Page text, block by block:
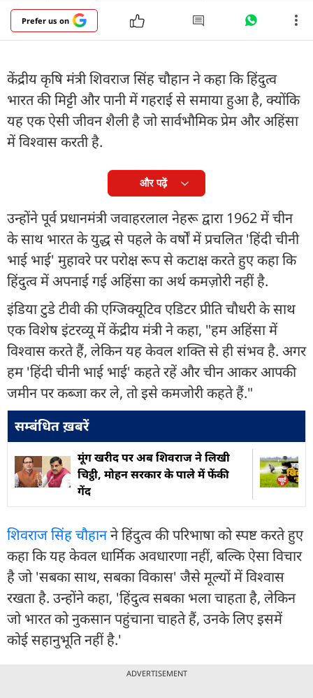
Prefer us on
केंद्रीय कृषि मंत्री शिवराज सिंह चौहान ने कहा कि हिंदुत्व
भारत की मिट्टी और पानी में गहराई से समाया हुआ है, क्योंकि
यह एक ऐसी जीवन शैली है जो सार्वभौमिक प्रेम और अहिंसा
में विश्वास करती है.
और पढ़ें
उन्होंने पूर्व प्रधानमंत्री जवाहरलाल नेहरू द्वारा 1962 में चीन
के साथ भारत के युद्ध से पहले के वर्षों में प्रचलित 'हिंदी चीनी
भाई भाई' मुहावरे पर परोक्ष रूप से कटाक्ष करते हुए कहा कि
हिंदुत्व में अपनाई गई अहिंसा का अर्थ कमज़ोरी नहीं है.
इंडिया टुडे टीवी की एग्जिक्यूटिव एडिटर प्रीति चौधरी के साथ
एक विशेष इंटरव्यू में केंद्रीय मंत्री ने कहा, "हम अहिंसा में
विश्वास करते हैं, लेकिन यह केवल शक्ति से ही संभव है. अगर
हम 'हिंदी चीनी भाई भाई' कहते रहें और चीन आकर आपकी
जमीन पर कब्जा कर ले, तो इसे कमजोरी कहते हैं."
सम्बंधित ख़बरें
मूंग खरीद पर अब शिवराज ने लिखी
चिट्ठी, मोहन सरकार के पाले में फेंकी
गेंद
शिवराज सिंह चौहानने हिंदुत्व की परिभाषा को स्पष्ट करते हुए
कहा कि यह केवल धार्मिक अवधारणा नहीं, बल्कि ऐसा विचार
है जो 'सबका साथ, सबका विकास' जैसे मूल्यों में विश्वास
रखता है. उन्होंने कहा, 'हिंदुत्व सबका भला चाहता है, लेकिन
जो भारत को नुकसान पहुंचाना चाहते हैं, उनके लिए इसमें
कोई सहानुभूति नहीं है.'
ADVERTISEMENT